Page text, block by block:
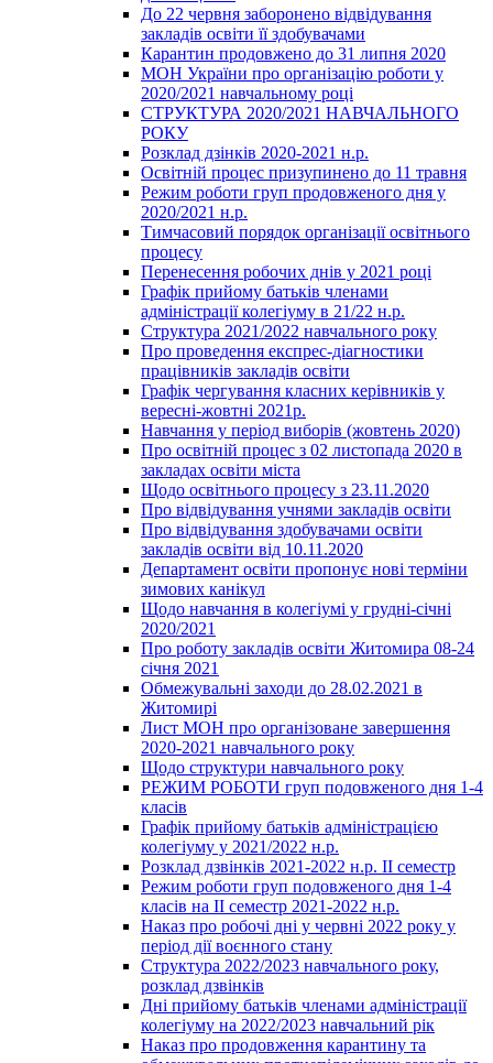
До 22 червня заборонено відвідування
закладів освіти її здобувачами
Карантин продовжено до 31 липня 2020
МОН України про організацію роботи у
2020/2021 навчальному році
СТРУКТУРА 2020/2021 НАВЧАЛЬНОГО
РОКУ
Розклад дзінків 2020-2021 н.р.
Освітній процес призупинено до 11 травня
Режим роботи груп продовженого дня у
2020/2021 н.р.
Тимчасовий порядок організації освітнього
процесу
Перенесення робочих днів у 2021 році
Графік прийому батьків членами
адміністрації колегіуму в 21/22 н.р.
Структура 2021/2022 навчального року
Про проведення експрес-діагностики
працівників закладів освіти
Графік чергування класних керівників у
вересні-жовтні 2021р.
Навчання у період виборів (жовтень 2020)
Про освітній процес з 02 листопада 2020 в
закладах освіти міста
Щодо освітнього процесу з 23.11.2020
Про відвідування учнями закладів освіти
Про відвідування здобувачами освіти
закладів освіти від 10.11.2020
Департамент освіти пропонує нові терміни
зимових канікул
Щодо навчання в колегіумі у грудні-січні
2020/2021
Про роботу закладів освіти Житомира 08-24
січня 2021
Обмежувальні заходи до 28.02.2021 в
Житомирі
Лист МОН про організоване завершення
2020-2021 навчального року
Щодо структури навчального року
РЕЖИМ РОБОТИ груп подовженого дня 1-4
класів
Графік прийому батьків адміністрацією
колегіуму у 2021/2022 н.р.
Розклад дзвінків 2021-2022 н.р. ІІ семестр
Режим роботи груп подовженого дня 1-4
класів на ІІ семестр 2021-2022 н.р.
Наказ про робочі дні у червні 2022 року у
період дії воєнного стану
Структура 2022/2023 навчального року,
розклад дзвінків
Дні прийому батьків членами адміністрації
колегіуму на 2022/2023 навчальний рік
Наказ про продовження карантину та